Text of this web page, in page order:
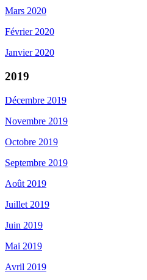
Mars 2020
Février 2020
Janvier 2020
2019
Décembre 2019
Novembre 2019
Octobre 2019
Septembre 2019
Août 2019
Juillet 2019
Juin 2019
Mai 2019
Avril 2019